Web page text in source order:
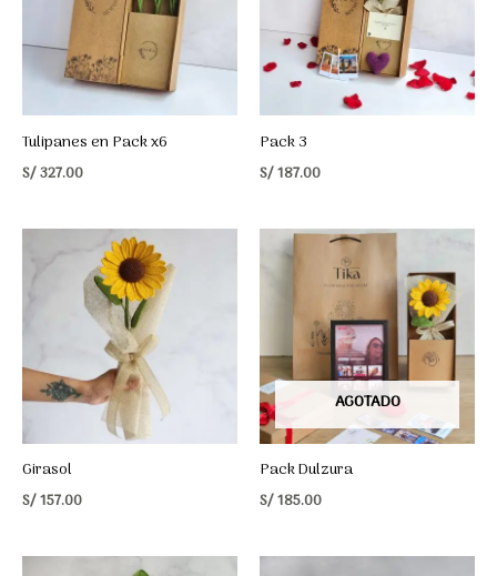
Tulipanes en Pack x6
S/327.00
Pack 3
S/187.00
Girasol
S/157.00
AGOTADO
Pack Dulzura
S/185.00